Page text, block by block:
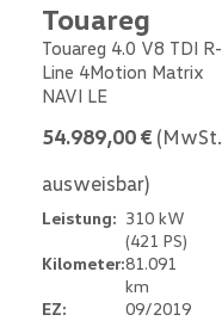
Touareg
Touareg 4.0 V8 TDI R-
Line 4Motion Matrix
NAVI LE
54.989,00 € (MwSt.
ausweisbar)
Leistung: 310 kW
(421 PS)
Kilometer:81.091
km
EZ:
09/2019